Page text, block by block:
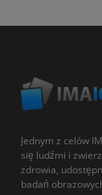
Jednym z celów
się ludźmi i
zdrowia,
badań